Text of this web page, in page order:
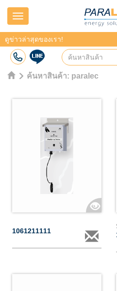
Navigation
ดูข่าวล่าสุดของเรา!
ค้นหาสินค้า: paralec
1061211111